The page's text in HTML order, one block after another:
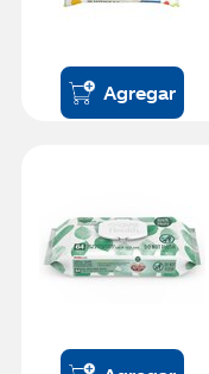
Agregar